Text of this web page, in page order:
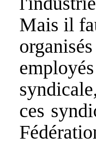
Mais il
ces